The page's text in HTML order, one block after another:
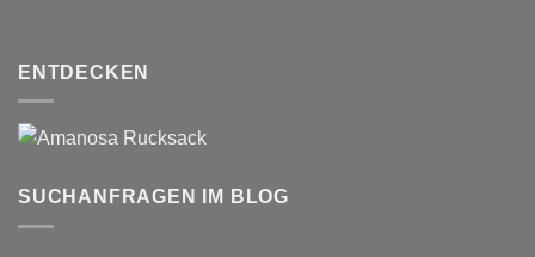
ENTDECKEN
SUCHANFRAGEN IM BLOG